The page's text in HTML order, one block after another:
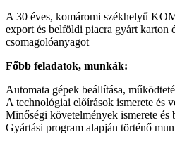
A 30 éves, komáromi székhelyű
export és belföldi piacra gyárt karton
csomagolóanyagot
Főbb feladatok, munkák:
Automata gépek beállítása,
A technológiai előírások ismerete és
Minőségi követelmények ismerete és
Gyártási program alapján történő